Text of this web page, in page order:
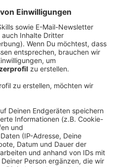
in Düsseldorf
erinnert" finden in den
Am Montag (27. Januar